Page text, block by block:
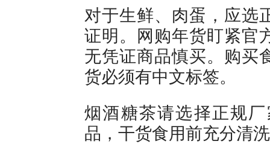
对于生鲜、肉蛋，应选
证明。网购年货盯紧官
无凭证商品慎买。购买
货必须有中文标签。
烟酒糖茶请选择正规
品，干货食用前充分清